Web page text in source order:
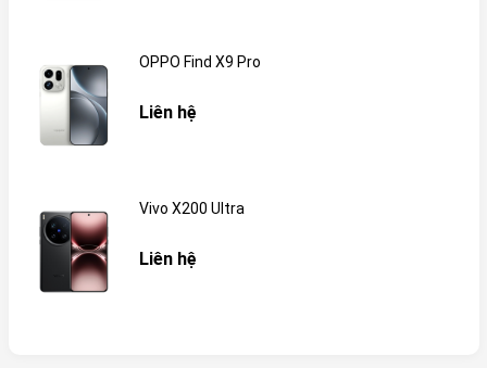
OPPO Find X9 Pro
Liên hệ
Vivo X200 Ultra
Liên hệ